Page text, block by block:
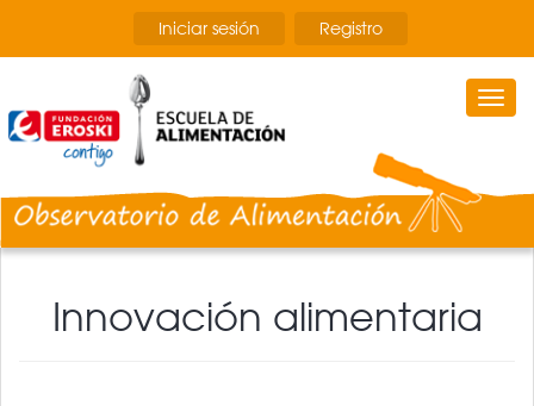
contenido
Iniciar sesión Registro
Innovación alimentaria